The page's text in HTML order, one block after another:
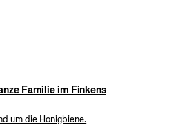
Familie im Finkens
um die Honigbiene.